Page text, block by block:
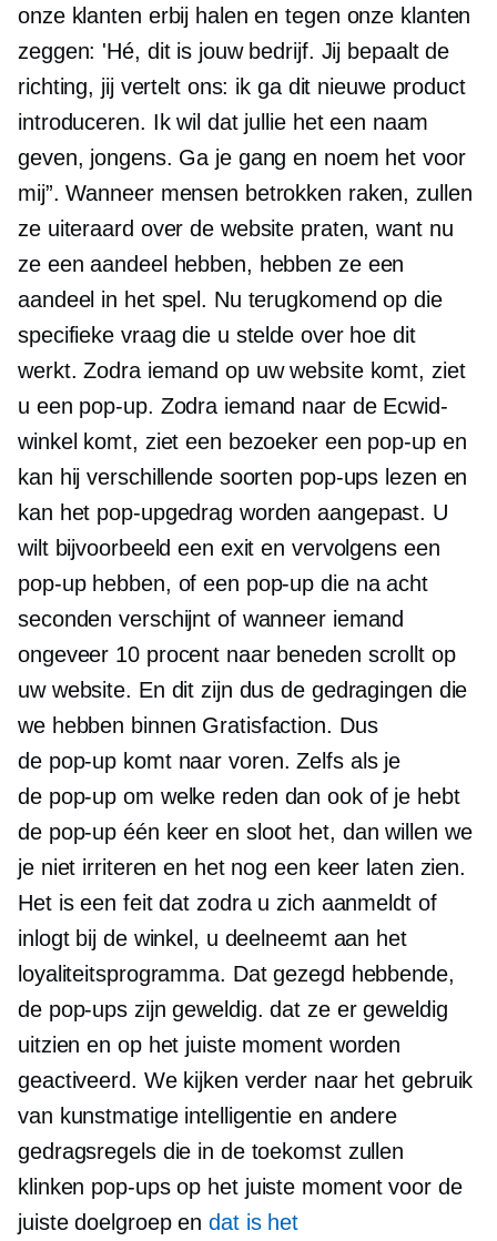
onze klanten erbij halen en tegen onze klanten
zeggen: 'Hé, dit is jouw bedrijf. Jij bepaalt de
richting, jij vertelt ons: ik ga dit nieuwe product
introduceren. Ik wil dat jullie het een naam
geven, jongens. Ga je gang en noem het voor
mij”. Wanneer mensen betrokken raken, zullen
ze uiteraard over de website praten, want nu
ze een aandeel hebben, hebben ze een
aandeel in het spel. Nu terugkomend op die
specifieke vraag die u stelde over hoe dit
werkt. Zodra iemand op uw website komt, ziet
u een pop-up. Zodra iemand naar de Ecwid-
winkel komt, ziet een bezoeker een pop-up en
kan hij verschillende soorten pop-ups lezen en
kan het pop-upgedrag worden aangepast. U
wilt bijvoorbeeld een exit en vervolgens een
pop-up hebben, of een pop-up die na acht
seconden verschijnt of wanneer iemand
ongeveer 10 procent naar beneden scrollt op
uw website. En dit zijn dus de gedragingen die
we hebben binnen Gratisfaction. Dus
de pop-up komt naar voren. Zelfs als je
de pop-up om welke reden dan ook of je hebt
de pop-up één keer en sloot het, dan willen we
je niet irriteren en het nog een keer laten zien.
Het is een feit dat zodra u zich aanmeldt of
inlogt bij de winkel, u deelneemt aan het
loyaliteitsprogramma. Dat gezegd hebbende,
de pop-ups zijn geweldig. dat ze er geweldig
uitzien en op het juiste moment worden
geactiveerd. We kijken verder naar het gebruik
van kunstmatige intelligentie en andere
gedragsregels die in de toekomst zullen
klinken pop-upsop het juiste moment voor de
juiste doelgroep en dat is het